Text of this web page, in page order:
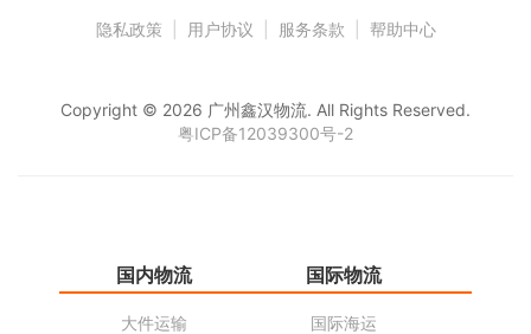
隐私政策 用户协议 服务条款 帮助中心
Copyright © 2026 广州鑫汉物流. All Rights Reserved.
粤ICP备12039300号-2
国内物流
大件运输
国际物流
国际海运